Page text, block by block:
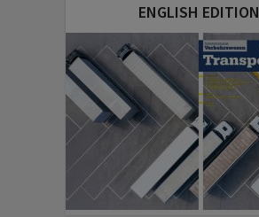
ENGLISH EDITION